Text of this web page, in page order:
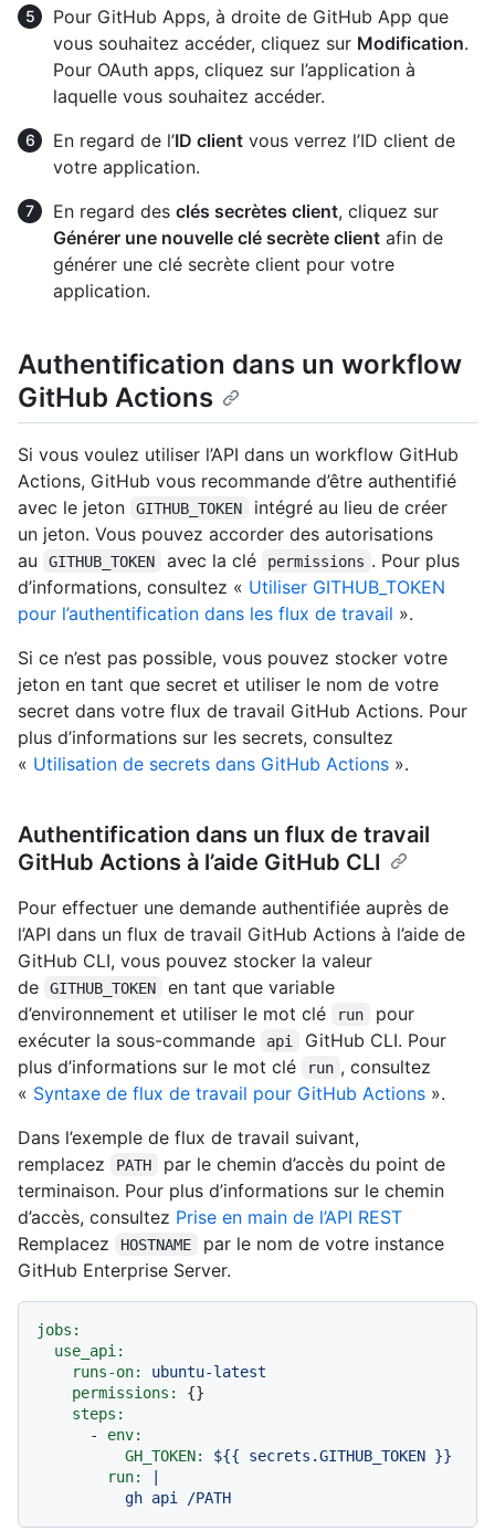
Pour GitHub Apps, à droite de GitHub App que
vous souhaitez accéder, cliquez sur Modification.
Pour OAuth apps, cliquez sur l’application à
laquelle vous souhaitez accéder.
En regard de l’ID client vous verrez l’ID client de
votre application.
En regard des clés secrètes client, cliquez sur
Générer une nouvelle clé secrète client afin de
générer une clé secrète client pour votre
application.
Authentification dans un workflow
GitHub Actions
Si vous voulez utiliser l’API dans un workflow GitHub
Actions, GitHub vous recommande d’être authentifié
avec le jeton
GITHUB_TOKEN
intégré au lieu de créer
un jeton. Vous pouvez accorder des autorisations
au
GITHUB_TOKEN avec la clé permissions . Pour plus
d’informations, consultez « Utiliser GITHUB_TOKEN
pour l’authentification dans les flux de travail ».
Si ce n’est pas possible, vous pouvez stocker votre
jeton en tant que secret et utiliser le nom de votre
secret dans votre flux de travail GitHub Actions. Pour
plus d’informations sur les secrets, consultez
« Utilisation de secrets dans GitHub Actions ».
Authentification dans un flux de travail
GitHub Actions à l’aide GitHub CLI
Pour effectuer une demande authentifiée auprès de
l’API dans un flux de travail GitHub Actions à l’aide de
GitHub CLI, vous pouvez stocker la valeur
de
GITHUB_TOKEN
en tant que variable
d’environnement et utiliser le mot clé
run
pour
exécuter la sous-commande
api
GitHub CLI. Pour
plus d’informations sur le mot clé
run , consultez
« Syntaxe de flux de travail pour GitHub Actions ».
Dans l’exemple de flux de travail suivant,
remplacez
PATH
par le chemin d’accès du point de
terminaison. Pour plus d’informations sur le chemin
d’accès, consultez Prise en main de l’API REST
Remplacez
HOSTNAME
par le nom de votre instance
GitHub Enterprise Server.
jobs:
use_api:
runs-on:
ubuntu-latest
permissions:
{}
steps:
-
env:
GH_TOKEN:
${{ secrets.GITHUB_TOKEN }}
run: